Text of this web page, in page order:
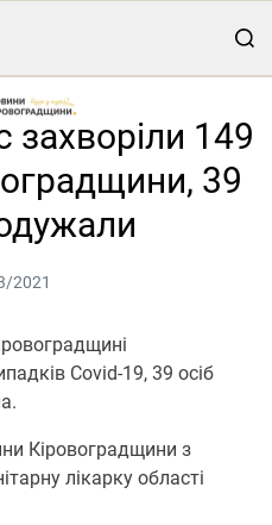
захворіли 149
39
2021
Covid-19, 39 осіб
Кіровоградщини з
лікарку oбласті